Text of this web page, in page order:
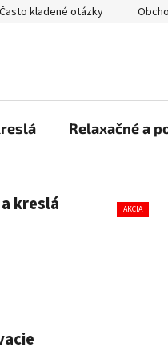
Často kladené otázky
Relaxačné a
kreslá AKCIA